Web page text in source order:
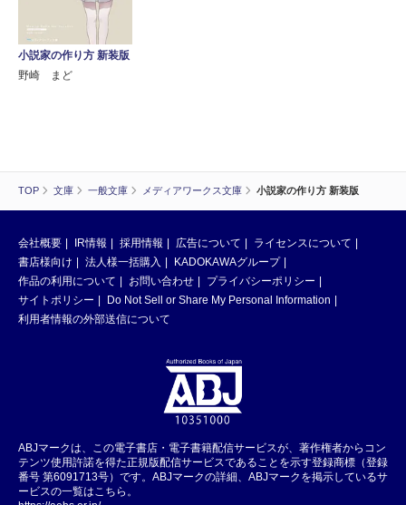
TOP 文庫 一般文庫 メディアワークス文庫 小説家の作り方 新装版
小説家の作り方 新装版
野崎 まど
会社概要 IR情報 採用情報 広告について
ライセンスについて
書店様向け
法人様一括購入
KADOKAWAグループ
作品の利用について
お問い合わせ
プライバシーポリシー
サイトポリシー
Do Not Sell or Share My Personal Information
利用者情報の外部送信について
ABJマークは、この電子書店・電子書籍配信サービスが、著作権者からコン
テンツ使用許諾を得た正規版配信サービスであることを示す登録商標（登録
番号 第6091713号）です。ABJマークの詳細、ABJマークを掲示しているサ
ービスの一覧はこちら。